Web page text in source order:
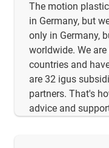
The motion
in Germany, but
only in Germany,
worldwide. We
countries and
are 32 igus
partners. That's
advice and